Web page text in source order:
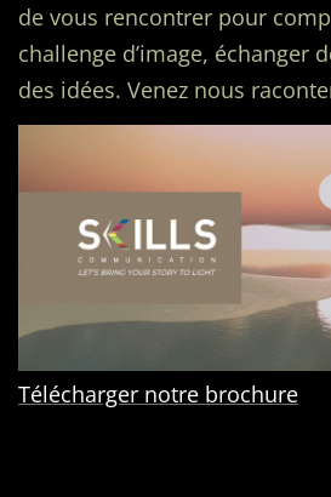
de vous rencontrer pour
challenge d’image, échanger
des idées. Venez nous
Télécharger notre brochure